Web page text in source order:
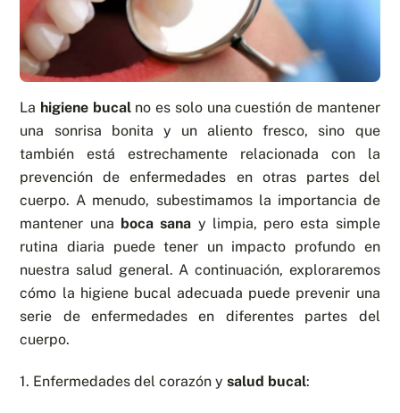
La higiene bucalno es solo una cuestión de mantener
una sonrisa bonita y un aliento fresco, sino que
también está estrechamente relacionada con la
prevención de enfermedades en otras partes del
cuerpo. A menudo, subestimamos la importancia de
mantener una boca sana y limpia, pero esta simple
rutina diaria puede tener un impacto profundo en
nuestra salud general. A continuación, exploraremos
cómo la higiene bucal adecuada puede prevenir una
serie de enfermedades en diferentes partes del
cuerpo.
1. Enfermedades del corazón ysalud bucal: